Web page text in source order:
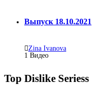
Выпуск 18.10.2021
Zina Ivanova
1 Видео
Top Dislike Seriess